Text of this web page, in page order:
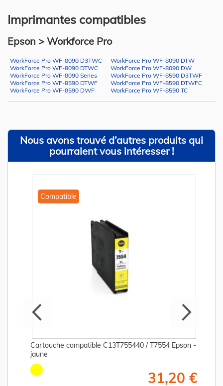
Imprimantes compatibles
Epson > Workforce Pro
WorkForce Pro WF-8090 D3TWC
WorkForce Pro WF-8090 DTW
WorkForce Pro WF-8090 DTWC
WorkForce Pro WF-8090 DW
WorkForce Pro WF-8090 Series
WorkForce Pro WF-8590 D3TWF
WorkForce Pro WF-8590 DTWF
WorkForce Pro WF-8590 DTWFC
WorkForce Pro WF-8590 DWF
WorkForce Pro WF-8590 TC
Nous avons trouvé d’autres produits qui
pourraient vous intéresser !
Compatible
Cartouche compatible C13T755440 / T7554 Epson -
jaune
31,20 €